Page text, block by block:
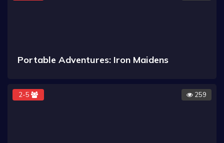
Portable Adventures: Iron Maidens
2-5 259